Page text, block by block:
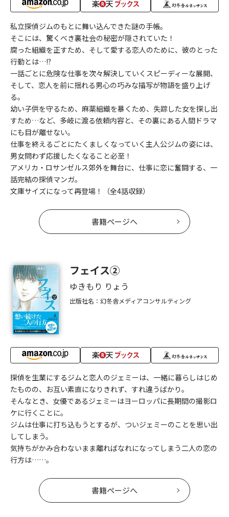
私立探偵ジムのもとに舞い込んできた謎の手帳。
そこには、驚くべき裏社会の秘密が隠されていた！
腐った組織を正すため、そして愛する恋人のために、彼のとった
行動とは…!?
一話ごとに危険な仕事を次々解決していくスピーディーな展開、
そして、恋人を前に揺れる男心の巧みな描写が物語を盛り上げ
る。
幼い子供を守るため、麻薬組織を暴くため、失踪した女を探し出
すため…など、多岐に渡る依頼内容と、その裏にある人間ドラマ
にも目が離せない。
仕事を終えるごとにたくましくなっていく主人公ジムの姿には、
男女問わず応援したくなること必至！
アメリカ・ロサンゼルス郊外を舞台に、仕事に恋に奮闘する、一
話完結の探偵マンガ。
文庫サイズになって再登場！（全4話収録）
書籍ページへ
フェイス②
ゆきもり りょう
出版社名：幻冬舎メディアコンサルティング
探偵を生業にするジムと恋人のジェミーは、一緒に暮らしはじめ
たものの、お互い素直になりきれず、すれ違うばかり。
そんなとき、女優であるジェミーはヨーロッパに長期間の撮影ロ
ケに行くことに。
ジムは仕事に打ち込もうとするが、ついジェミーのことを思い出
してしまう。
気持ちがかみ合わないまま離ればなれになってしまう二人の恋の
行方は……。
書籍ページへ